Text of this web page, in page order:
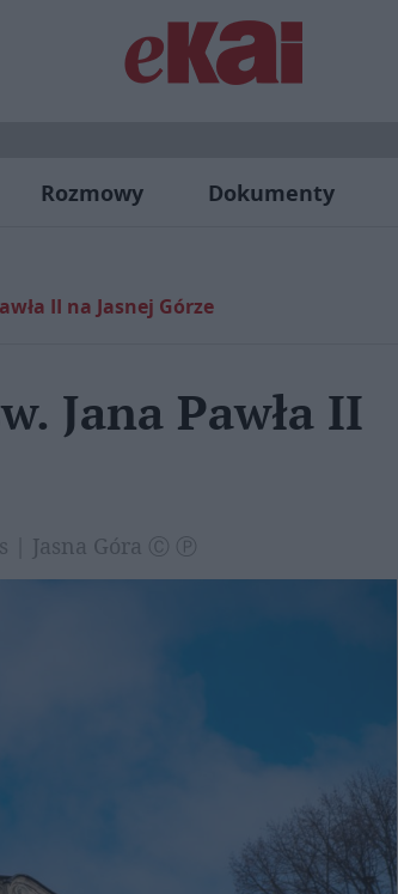
Rozmowy Dokumenty
II na Jasnej Górze
Jana Pawła II
| Jasna Góra Ⓒ Ⓟ